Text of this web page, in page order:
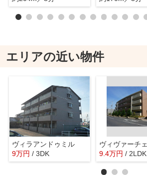
エリアの近い物件
ヴィラアンドゥミル
9万円 / 3DK
ヴィヴァーチェ
9.4万円 / 2LDK